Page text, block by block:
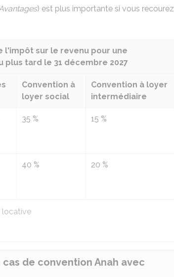
) est plus importante si vous recourez
locative
l'impôt sur le revenu pour une
plus tard le 31 décembre 2027
Convention à
loyer social
Convention à loyer
intermédiaire
35 % 15 %
40 % 20 %
de convention Anah avec